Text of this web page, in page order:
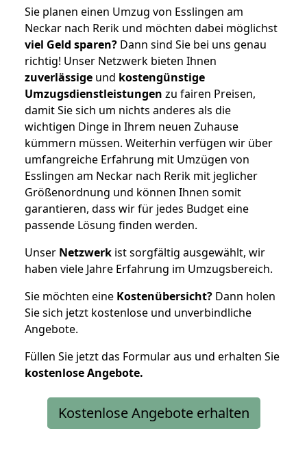
Sie planen einen Umzug von Esslingen am
Neckar nach Rerik und möchten dabei möglichst
viel Geld sparen? Dann sind Sie bei uns genau
richtig! Unser Netzwerk bieten Ihnen
zuverlässige und kostengünstige
Umzugsdienstleistungen zu fairen Preisen,
damit Sie sich um nichts anderes als die
wichtigen Dinge in Ihrem neuen Zuhause
kümmern müssen. Weiterhin verfügen wir über
umfangreiche Erfahrung mit Umzügen von
Esslingen am Neckar nach Rerik mit jeglicher
Größenordnung und können Ihnen somit
garantieren, dass wir für jedes Budget eine
passende Lösung finden werden.
Unser Netzwerk ist sorgfältig ausgewählt, wir
haben viele Jahre Erfahrung im Umzugsbereich.
Sie möchten eine Kostenübersicht? Dann holen
Sie sich jetzt kostenlose und unverbindliche
Angebote.
Füllen Sie jetzt das Formular aus und erhalten Sie
kostenloseAngebote.
Kostenlose Angebote erhalten